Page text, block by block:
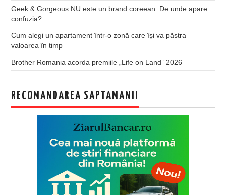
Geek & Gorgeous NU este un brand coreean. De unde apare
confuzia?
Cum alegi un apartament într-o zonă care își va păstra
valoarea în timp
Brother Romania acorda premiile „Life on Land” 2026
RECOMANDAREA SAPTAMANII